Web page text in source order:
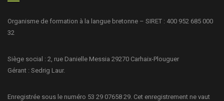
Organisme de formation à la langue bretonne – SIRET : 400 952 685 000
32
Siège social : 2, rue Danielle Messia 29270 Carhaix-Plouguer
Gérant : Sedrig Laur.
Enregistrée sous le numéro 53 29 07658 29. Cet enregistrement ne vaut